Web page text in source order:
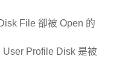
File 卻被 Open 的
Profile Disk 是被